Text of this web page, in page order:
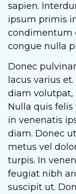
sapien.
ipsum primis
condimentum
congue nulla
Donec
lacus varius
diam volutpat,
Nulla quis
in venenatis
diam. Donec
metus vel
turpis. In
feugiat nibh
suscipit ut.